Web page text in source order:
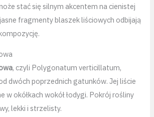
stać się silnym akcentem na cienistej
fragmenty blaszek liściowych odbijają
, czyli Polygonatum verticillatum,
dwóch poprzednich gatunków. Jej liście
w okółkach wokół łodygi. Pokrój rośliny
lekki i strzelisty.